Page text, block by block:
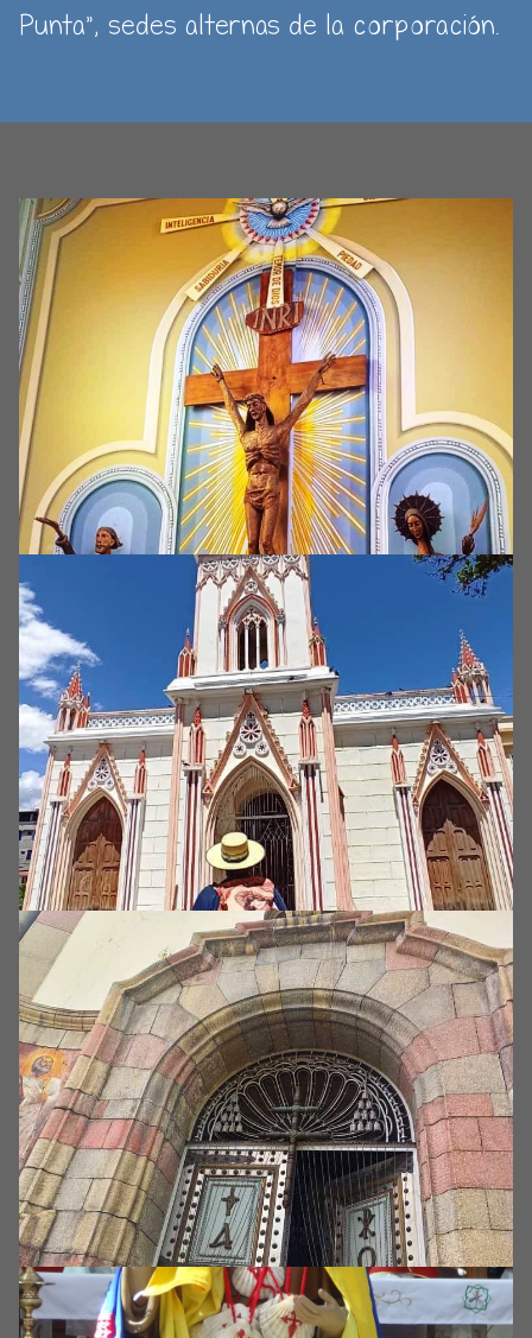
Punta", sedes alternas de la corporación.